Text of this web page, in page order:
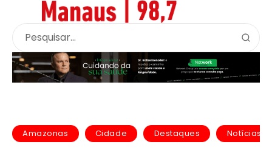
Amazonas Cidade Destaques Notícias